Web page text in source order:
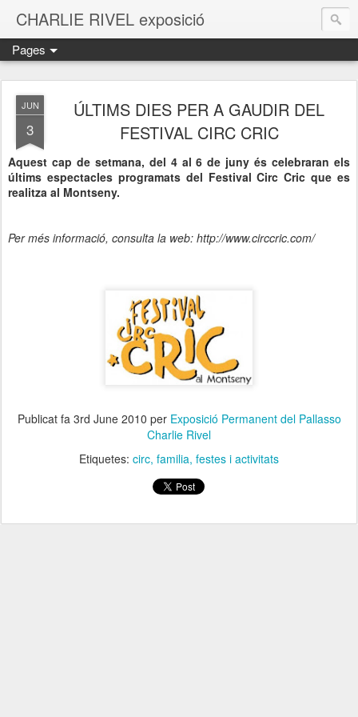
CHARLIE RIVEL exposició
Pages
JUN
3
ÚLTIMS DIES PER A GAUDIR DEL
FESTIVAL CIRC CRIC
Aquest cap de setmana, del 4 al 6 de juny és celebraran els
últims espectacles programats del Festival Circ Cric que es
realitza al Montseny.
Per més informació, consulta la web: http://www.circcric.com/
Publicat fa 3rd June 2010 per Exposició Permanent del Pallasso
Charlie Rivel
Etiquetes: circ familia festes i activitats